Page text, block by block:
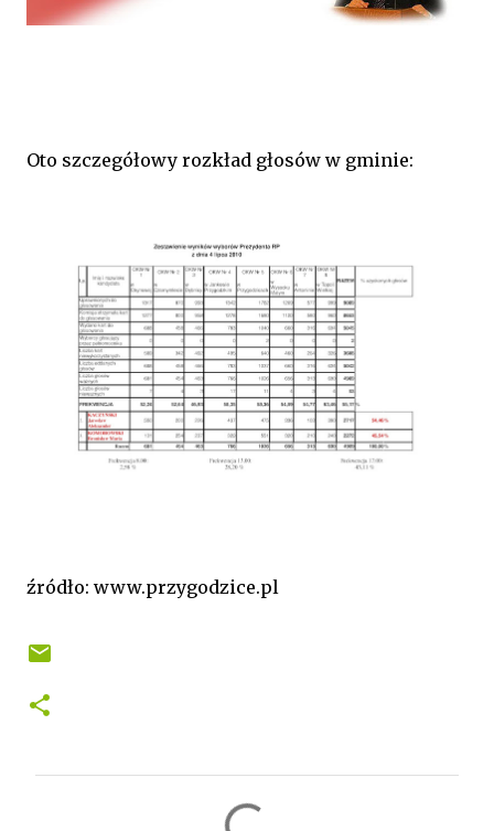
Oto szczegółowy rozkład głosów w gminie:
źródło: www.przygodzice.pl